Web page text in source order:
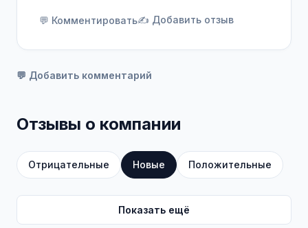
💬 Комментировать✍️ Добавить отзыв
💬 Добавить комментарий
Отзывы о компании
Отрицательные Новые Положительные
Показать ещё